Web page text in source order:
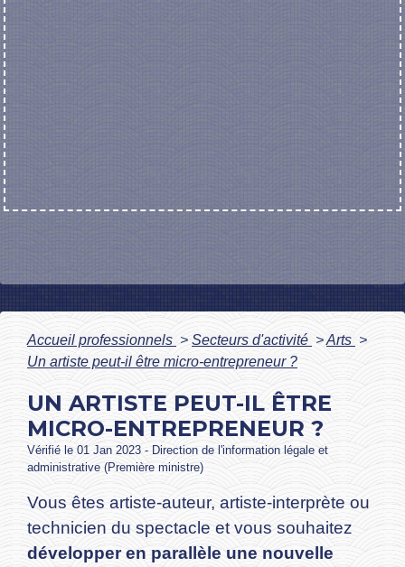
Accueil professionnels > Secteurs d'activité >Arts >
Un artiste peut-il être micro-entrepreneur ?
UN ARTISTE PEUT-IL ÊTRE
MICRO-ENTREPRENEUR ?
Vérifié le 01 Jan 2023 - Direction de l'information légale et
administrative (Première ministre)
Vous êtes artiste-auteur, artiste-interprète ou
technicien du spectacle et vous souhaitez
développer en parallèle une nouvelle